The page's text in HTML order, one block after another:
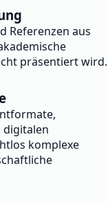
Referenzen aus
präsentiert wird.
digitalen
komplexe